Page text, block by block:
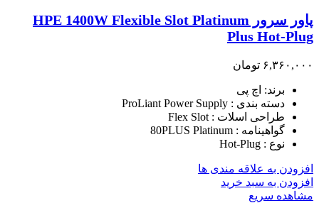
پاور سرور HPE 1400W Flexible Slot Platinum
Plus Hot-Plug
۶,۳۶۰,۰۰۰ تومان
برند: اچ پی
دسته بندی : ProLiant Power Supply
طراحی اسلات : Flex Slot
گواهینامه : 80PLUS Platinum
نوع : Hot-Plug
افزودن به علاقه مندی ها
افزودن به سبد خرید
مشاهده سریع